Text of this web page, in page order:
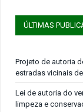
ÚLTIMAS
Projeto de autoria
estradas vicinais
Lei de autoria do
limpeza e